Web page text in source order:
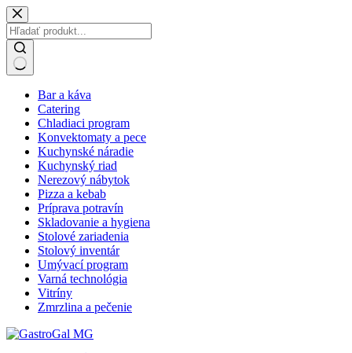
Skip
to
content
results Bar a káva
Catering
Chladiaci program
Konvektomaty a pece
Kuchynské náradie
Kuchynský riad
Nerezový nábytok
Pizza a kebab
Príprava potravín
Skladovanie a hygiena
Stolové zariadenia
Stolový inventár
Umývací program
Varná technológia
Vitríny
Zmrzlina a pečenie